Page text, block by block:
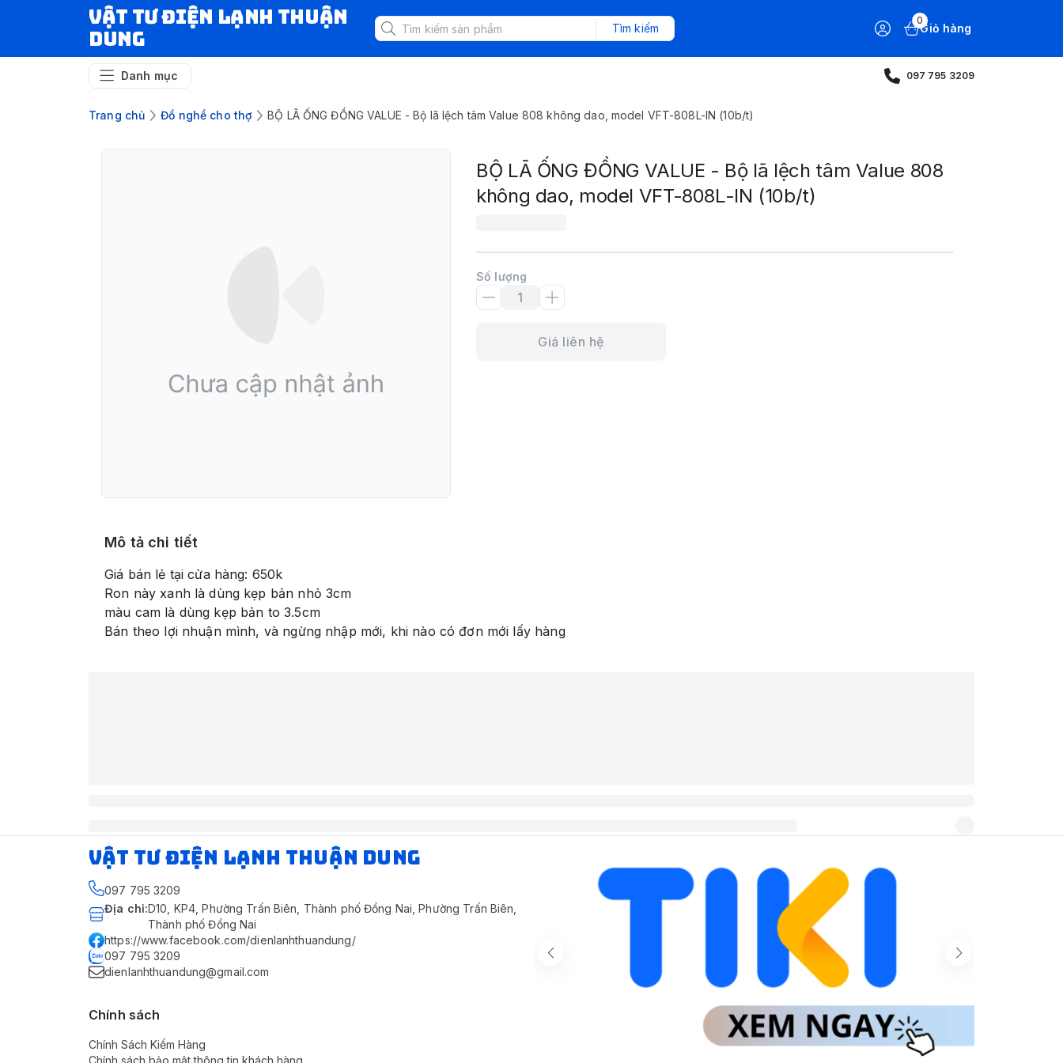
VẬT TƯ ĐIỆN LẠNH THUẬN
DUNG
Tìm kiếm
0
Giỏ hàng
Danh mục 097 795 3209
Trang chủ Đồ nghề cho thợ BỘ LÃ ỐNG ĐỒNG VALUE - Bộ lã lệch tâm Value 808 không dao, model VFT-808L-IN (10b/t)
BỘ LÃ ỐNG ĐỒNG VALUE - Bộ lã lệch tâm Value 808
không dao, model VFT-808L-IN (10b/t)
Số lượng
Giá liên hệ
Mô tả chi tiết
Giá bán lẻ tại cửa hàng: 650k
Ron này xanh là dùng kẹp bản nhỏ 3cm
màu cam là dùng kẹp bản to 3.5cm
Bán theo lợi nhuận mình, và ngừng nhập mới, khi nào có đơn mới lấy hàng
VẬT TƯ ĐIỆN LẠNH THUẬN DUNG
097 795 3209
Địa chỉ:D10, KP4, Phường Trấn Biên, Thành phố Đồng Nai, Phường Trấn Biên,
Thành phố Đồng Nai
https://www.facebook.com/dienlanhthuandung/
097 795 3209
dienlanhthuandung@gmail.com
Chính sách
Chính Sách Kiểm Hàng
Chính sách bảo mật thông tin khách hàng